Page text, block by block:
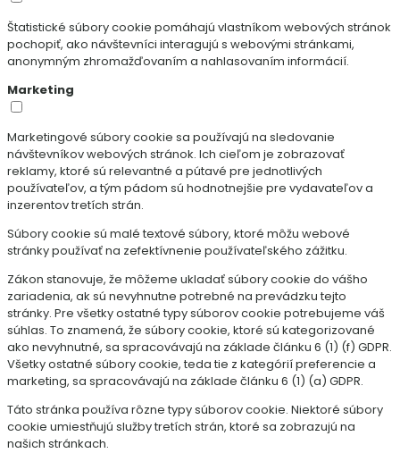
Štatistické súbory cookie pomáhajú vlastníkom webových stránok
pochopiť, ako návštevníci interagujú s webovými stránkami,
anonymným zhromažďovaním a nahlasovaním informácií.
Marketing
Marketingové súbory cookie sa používajú na sledovanie
návštevníkov webových stránok. Ich cieľom je zobrazovať
reklamy, ktoré sú relevantné a pútavé pre jednotlivých
používateľov, a tým pádom sú hodnotnejšie pre vydavateľov a
inzerentov tretích strán.
Súbory cookie sú malé textové súbory, ktoré môžu webové
stránky používať na zefektívnenie používateľského zážitku.
Zákon stanovuje, že môžeme ukladať súbory cookie do vášho
zariadenia, ak sú nevyhnutne potrebné na prevádzku tejto
stránky. Pre všetky ostatné typy súborov cookie potrebujeme váš
súhlas. To znamená, že súbory cookie, ktoré sú kategorizované
ako nevyhnutné, sa spracovávajú na základe článku 6 (1) (f) GDPR.
Všetky ostatné súbory cookie, teda tie z kategórií preferencie a
marketing, sa spracovávajú na základe článku 6 (1) (a) GDPR.
Táto stránka používa rôzne typy súborov cookie. Niektoré súbory
cookie umiestňujú služby tretích strán, ktoré sa zobrazujú na
našich stránkach.